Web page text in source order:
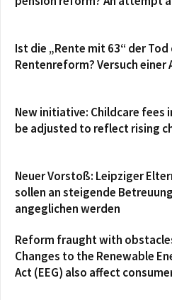
Ist die „Rente mit 63“ der Tod
Rentenreform? Versuch einer
New initiative: Childcare fees
be adjusted to reflect rising
Neuer Vorstoß: Leipziger
sollen an steigende
angeglichen werden
Reform fraught with
Changes to the Renewable
Act (EEG) also affect